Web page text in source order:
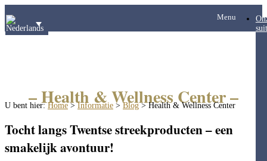
Menu
– Health & Wellness Center –
U bent hier:Home>Informatie >Blog>Health & Wellness Center
Tocht langs Twentse streekproducten – een
smakelijk avontuur!